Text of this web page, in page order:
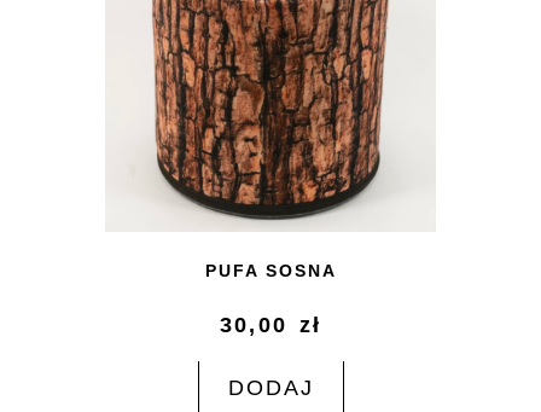
PUFA SOSNA
30,00 zł
DODAJ